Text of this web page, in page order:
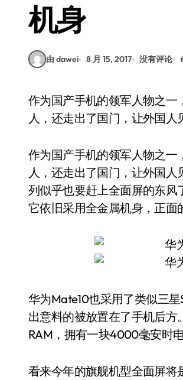
机身
由 dawei 8 月 15, 2017 没有评论
作为国产手机的领军人物之一，华为手机近几年呈现出了大增长和大爆发。不但在国内销量喜
人，还走出了国门，让外国人
作为国产手机的领军人物之
人，还走出了国门，让外国
列似乎也要赶上全面屏的东风
它依旧采用全金属机身，正面
华为Mate10也采用了类似三
出意料的被放置在了手机后方
RAM，拥有一块4000毫安时电
看来今年的旗舰机型全面屏将